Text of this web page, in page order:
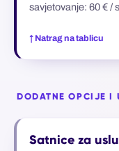
savjetovanje: 60 € /
↑ Natrag na tablicu
DODATNE OPCIJE I
Satnice za